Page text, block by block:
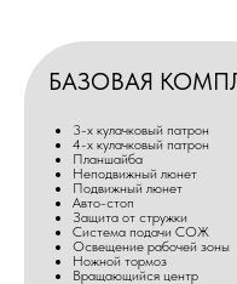
БАЗОВАЯ
3-х кулачковый патрон
4-х кулачковый патрон
Планшайба
Неподвижный люнет
Подвижный люнет
Авто-стоп
Защита от стружки
Система подачи СОЖ
Освещение рабочей зоны
Ножной тормоз
Вращающийся центр